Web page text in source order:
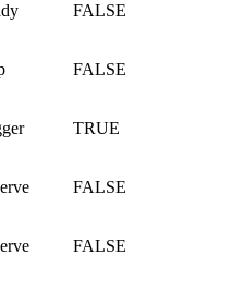
FALSE
FALSE
TRUE
FALSE
FALSE